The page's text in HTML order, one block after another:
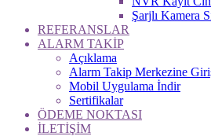
Şarjlı Kamera
REFERANSLAR
ALARM TAKİP
Açıklama
Alarm Takip Merkezine
Mobil Uygulama İndir
Sertifikalar
ÖDEME NOKTASI
İLETİŞİM